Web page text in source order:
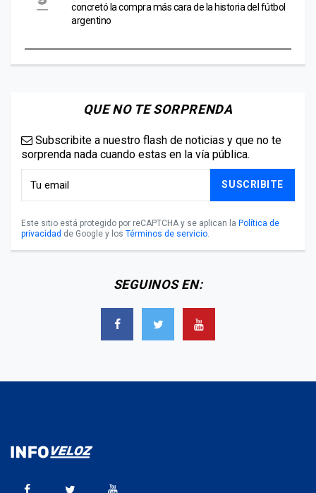
concretó la compra más cara de la historia del fútbol
argentino
QUE NO TE SORPRENDA
Subscribite a nuestro flash de noticias y que no te
sorprenda nada cuando estas en la vía pública.
SUSCRIBITE
Este sitio está protegido por reCAPTCHA y se aplican la Política de
privacidad de Google y los Términos de servicio.
SEGUINOS EN: